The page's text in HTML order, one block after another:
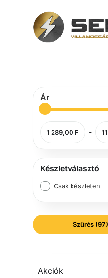
Ár
-
Készletválasztó
Csak készleten
Szűrés (97)
Akciók